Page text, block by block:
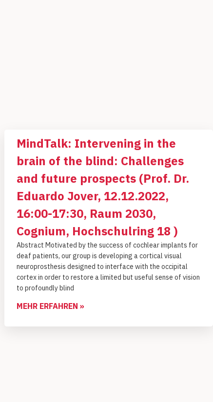
MindTalk: Intervening in the
brain of the blind: Challenges
and future prospects (Prof. Dr.
Eduardo Jover, 12.12.2022,
16:00-17:30, Raum 2030,
Cognium, Hochschulring 18 )
Abstract Motivated by the success of cochlear implants for
deaf patients, our group is developing a cortical visual
neuroprosthesis designed to interface with the occipital
cortex in order to restore a limited but useful sense of vision
to profoundly blind
MEHR ERFAHREN »